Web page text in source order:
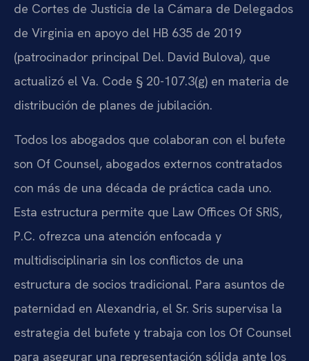
de Cortes de Justicia de la Cámara de Delegados
de Virginia en apoyo del HB 635 de 2019
(patrocinador principal Del. David Bulova), que
actualizó el Va. Code § 20-107.3(g) en materia de
distribución de planes de jubilación.
Todos los abogados que colaboran con el bufete
son Of Counsel, abogados externos contratados
con más de una década de práctica cada uno.
Esta estructura permite que Law Offices Of SRIS,
P.C. ofrezca una atención enfocada y
multidisciplinaria sin los conflictos de una
estructura de socios tradicional. Para asuntos de
paternidad en Alexandria, el Sr. Sris supervisa la
estrategia del bufete y trabaja con los Of Counsel
para asegurar una representación sólida ante los